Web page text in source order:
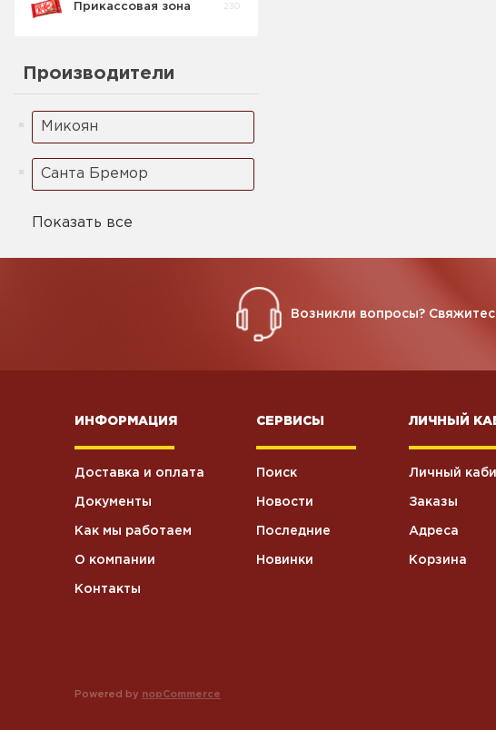
Прикассовая зона 230
Производители
Микоян
Санта Бремор
Показать все
Возникли вопросы?
ИНФОРМАЦИЯ
Доставка и оплата
Документы
Как мы работаем
О компании
Контакты
СЕРВИСЫ
Поиск
Новости
Последние
Новинки
ЛИЧНЫЙ
Личный
Заказы
Адреса
Корзина
Powered by nopCommerce